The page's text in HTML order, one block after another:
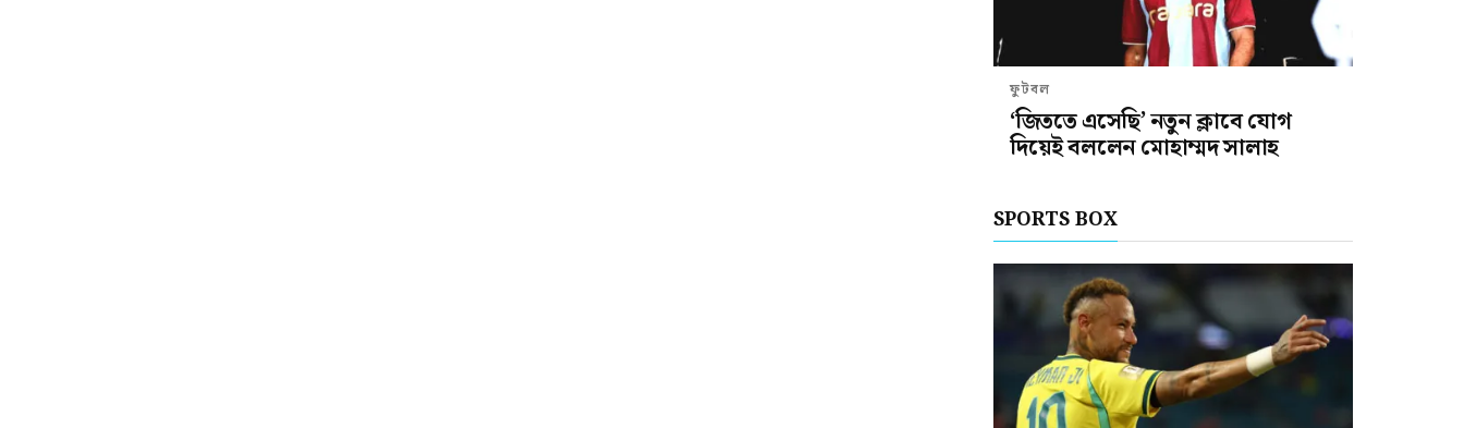
ফুটবল
‘জিততে এসেছি’ নতুন ক্লাবে যোগ
দিয়েই বললেন মোহাম্মদ সালাহ
SPORTS BOX